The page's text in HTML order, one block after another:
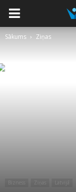
Sākums Ziņas
Bizness Ziņas